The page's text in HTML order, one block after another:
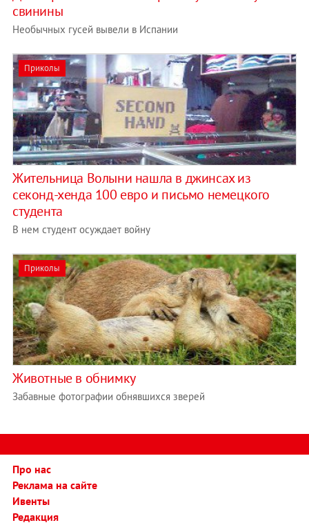
свинины
Необычных гусей вывели в Испании
Приколы
Жительница Волыни нашла в джинсах из
секонд-хенда 100 евро и письмо немецкого
студента
В нем студент осуждает войну
Приколы
Животные в обнимку
Забавные фотографии обнявшихся зверей
Про нас
Реклама на сайте
Ивенты
Редакция